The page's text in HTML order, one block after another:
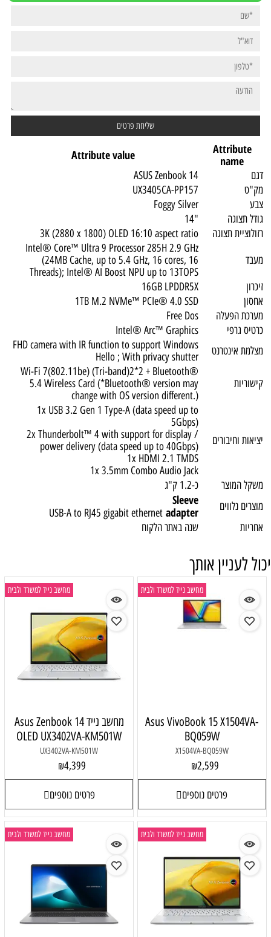
Attribute
name
Attribute value
דגם
ASUS Zenbook 14
מק"ט
UX3405CA-PP157
צבע
Foggy Silver
גודל תצוגה
"14
רזולוציית תצוגה
3K (2880 x 1800) OLED 16:10 aspect ratio
מעבד
Intel® Core™ Ultra 9 Processor 285H 2.9 GHz
(24MB Cache, up to 5.4 GHz, 16 cores, 16
Threads); Intel® AI Boost NPU up to 13TOPS
זיכרון
16GB LPDDR5X
אחסון
1TB M.2 NVMe™ PCIe® 4.0 SSD
מערכת הפעלה
Free Dos
כרטיס גרפי
Intel® Arc™ Graphics
מצלמת אינטרנט
FHD camera with IR function to support Windows
Hello ; With privacy shutter
קישוריות
Wi-Fi 7(802.11be) (Tri-band)2*2 + Bluetooth®
5.4 Wireless Card (*Bluetooth® version may
change with OS version different.)
יציאות וחיבורים
1x USB 3.2 Gen 1 Type-A (data speed up to
5Gbps)
2x Thunderbolt™ 4 with support for display /
power delivery (data speed up to 40Gbps)
1x HDMI 2.1 TMDS
1x 3.5mm Combo Audio Jack
משקל המוצר
כ-1.2 ק"ג
מוצרים נלווים
Sleeve
USB-A to RJ45 gigabit ethernet adapter
אחריות שנה באתר הלקוח
יכול לעניין אותך
מחשב נייד למשרד ולבית
Asus VivoBook 15 X1504VA-
BQ059W
X1504VA-BQ059W
₪2,599
פרטים נוספים
מחשב נייד למשרד ולבית
מחשב נייד Asus Zenbook 14
OLED UX3402VA-KM501W
UX3402VA-KM501W
₪4,399
פרטים נוספים
מחשב נייד למשרד ולבית מחשב נייד למשרד ולבית